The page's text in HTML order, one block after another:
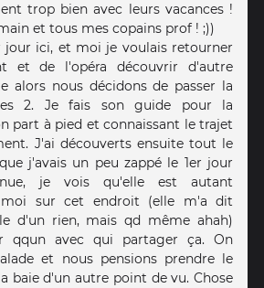
trop bien avec leurs vacances !
et tous mes copains prof ! ;))
jour ici, et moi je voulais retourner
et de l'opéra découvrir d'autre
alors nous décidons de passer la
2. Je fais son guide pour la
part à pied et connaissant le trajet
J'ai découverts ensuite tout le
j'avais un peu zappé le 1er jour
je vois qu'elle est autant
moi sur cet endroit (elle m'a dit
d'un rien, mais qd même ahah)
qqun avec qui partager ça. On
et nous pensions prendre le
baie d'un autre point de vu. Chose